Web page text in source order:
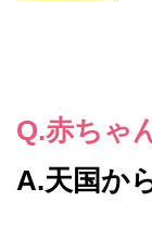
Q.赤ちゃ
A.天国か